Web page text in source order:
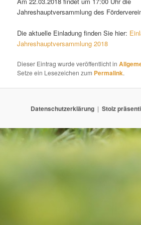
Jahreshauptversammlung des
Die aktuelle Einladung finden Sie hier:
Jahreshauptversammlung 2018
Dieser Eintrag wurde veröffentlicht in
Setze ein Lesezeichen zum Permalink.
Datenschutzerklärung Stolz